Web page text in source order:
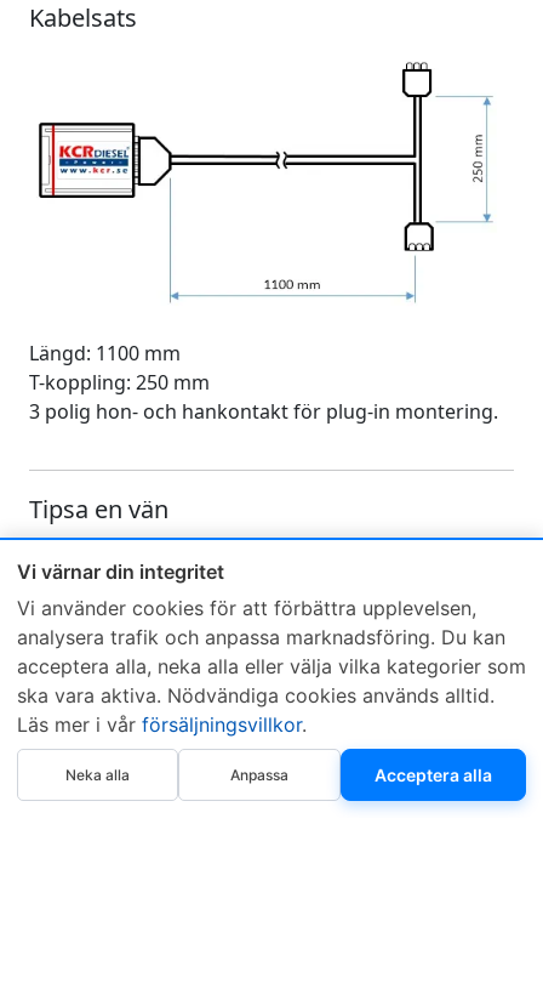
Vi värnar din integritet
Vi använder cookies för att förbättra upplevelsen,
analysera trafik och anpassa marknadsföring. Du kan
acceptera alla, neka alla eller välja vilka kategorier som
ska vara aktiva. Nödvändiga cookies används alltid.
Läs mer i vår försäljningsvillkor.
Neka alla Anpassa Acceptera alla
Köp nu
Kabelsats
Längd: 1100 mm
T-koppling: 250 mm
3 polig hon- och hankontakt för plug-in montering.
Tipsa en vän
Skicka ett e-mail och tipsa en vän om denna produkt
Sveriges mest sålda dieselbox
Kontakta KCR
Om KCR/Garantier
Återförsäljare
Sök KCR-box